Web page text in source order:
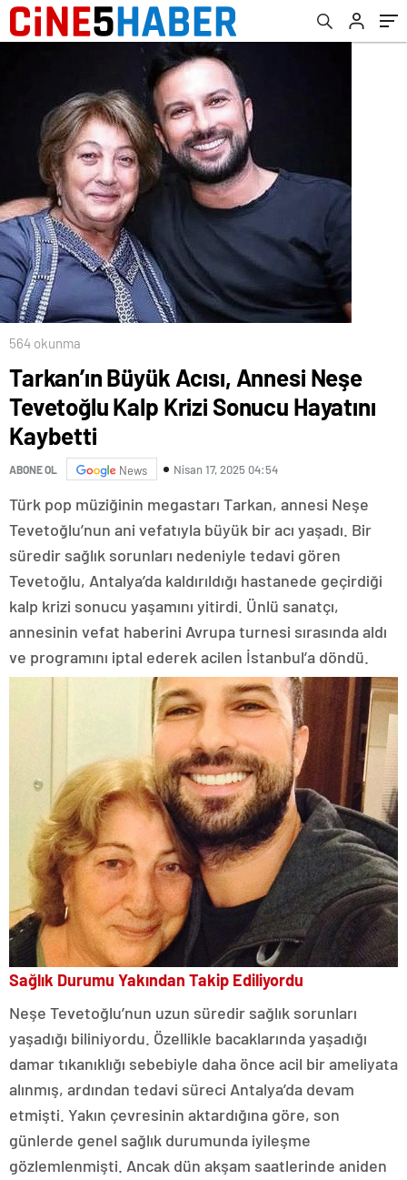
Kaybetti
564 okunma
Tarkan’ın Büyük Acısı, Annesi Neşe
Tevetoğlu Kalp Krizi Sonucu Hayatını
Kaybetti
ABONE OL News Nisan 17, 2025 04:54
Türk pop müziğinin megastarı Tarkan, annesi Neşe
Tevetoğlu’nun ani vefatıyla büyük bir acı yaşadı. Bir
süredir sağlık sorunları nedeniyle tedavi gören
Tevetoğlu, Antalya’da kaldırıldığı hastanede geçirdiği
kalp krizi sonucu yaşamını yitirdi. Ünlü sanatçı,
annesinin vefat haberini Avrupa turnesi sırasında aldı
ve programını iptal ederek acilen İstanbul’a döndü.
Sağlık Durumu Yakından Takip Ediliyordu
Neşe Tevetoğlu’nun uzun süredir sağlık sorunları
yaşadığı biliniyordu. Özellikle bacaklarında yaşadığı
damar tıkanıklığı sebebiyle daha önce acil bir ameliyata
alınmış, ardından tedavi süreci Antalya’da devam
etmişti. Yakın çevresinin aktardığına göre, son
günlerde genel sağlık durumunda iyileşme
gözlemlenmişti. Ancak dün akşam saatlerinde aniden